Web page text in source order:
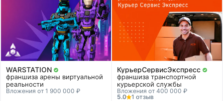
WARSTATION
франшиза арены виртуальной
реальности
Вложения от 1 900 000 ₽
КурьерСервисЭкспресс
франшиза транспортной
курьерской службы
Вложения от 400 000 ₽
5.0
1 отзыв